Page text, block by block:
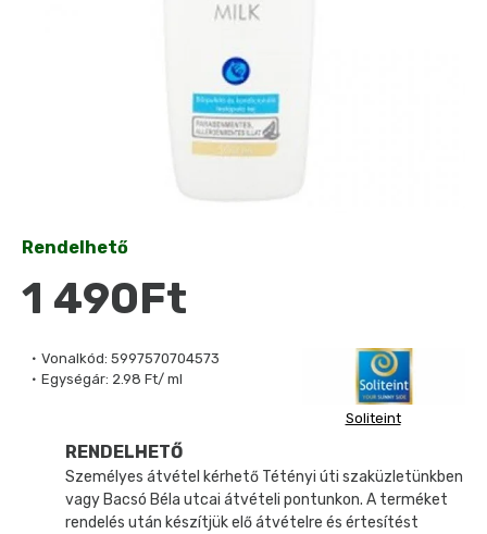
Vonalkód: 5997570704573
Egységár: 2.98 Ft/ ml
Soliteint
Rendelhető
1 490Ft
RENDELHETŐ
Személyes átvétel kérhető Tétényi úti szaküzletünkben
vagy Bacsó Béla utcai átvételi pontunkon. A terméket
rendelés után készítjük elő átvételre és értesítést